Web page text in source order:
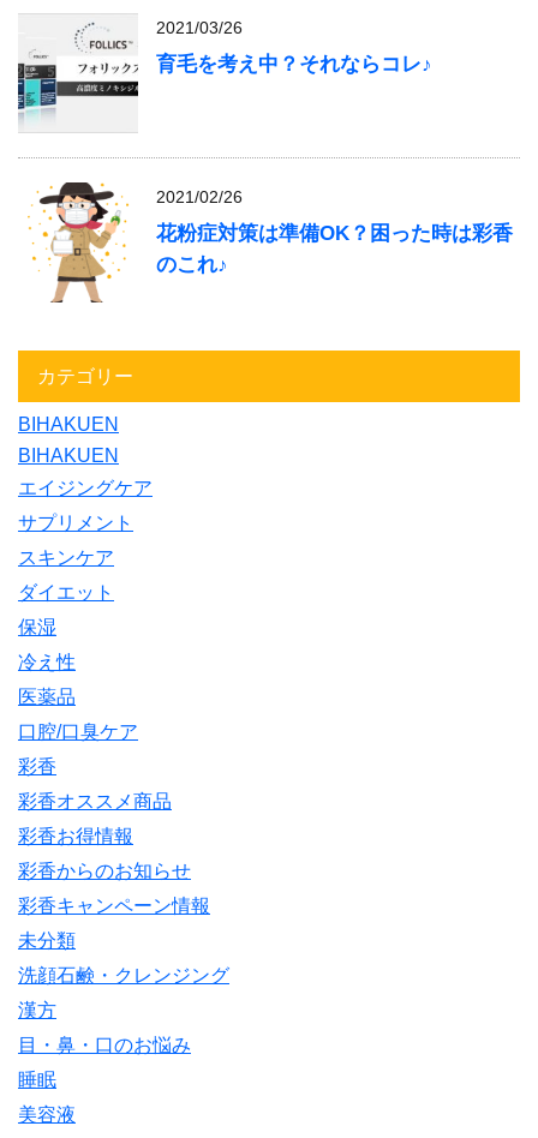
2021/03/26
育毛を考え中？それならコレ♪
2021/02/26
花粉症対策は準備OK？困った時は彩香
のこれ♪
カテゴリー
BIHAKUEN
BIHAKUEN
エイジングケア
サプリメント
スキンケア
ダイエット
保湿
冷え性
医薬品
口腔/口臭ケア
彩香
彩香オススメ商品
彩香お得情報
彩香からのお知らせ
彩香キャンペーン情報
未分類
洗顔石鹸・クレンジング
漢方
目・鼻・口のお悩み
睡眠
美容液